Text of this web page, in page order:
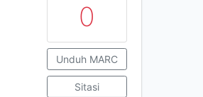
0
Unduh MARC
Sitasi